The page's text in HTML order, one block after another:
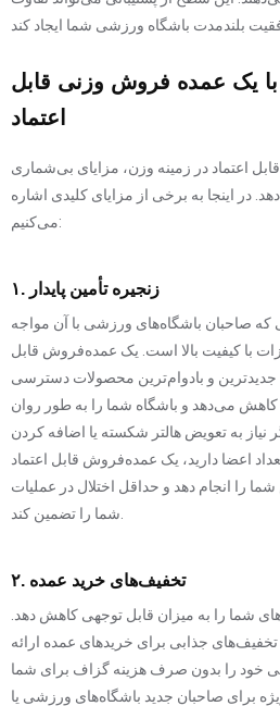
با یک عمده فروش وزنی قابل
اعتماد
اعتماد در زمینه وزن، مزایای بی‌شماری
در اینجا به برخی از مزایای کلیدی اشاره
می‌کنیم:
۱. زنجیره تأمین پایدار
که صاحبان باشگاه‌های ورزشی با آن مواجه
با کیفیت بالا است. یک عمده‌فروش قابل
جدیدترین و بادوام‌ترین محصولات دسترسی
کاهش می‌دهد و باشگاه شما را به طور روان
نیاز به تعویض هالتر شکسته یا اضافه کردن
اعضا دارید، یک عمده‌فروش قابل اعتماد
را انجام دهد و حداقل اختلال در عملیات
۲. تخفیف‌های خرید عمده
شما را به میزان قابل توجهی کاهش دهد.
جذابی برای خریدهای عمده ارائه
خود را بدون صرف هزینه گزاف برای شما
برای صاحبان جدید باشگاه‌های ورزشی یا